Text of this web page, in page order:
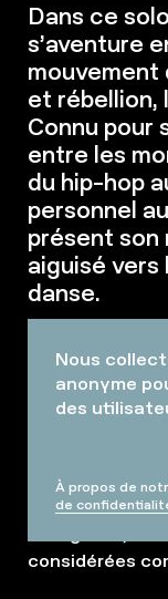
Dans ce
s’aventure
mouvement
et rébellion,
Connu pour
entre les
du hip-hop
personnel
présent son
aiguisé vers
danse.
démantèle les
questionnant
les traditions
concurrence
considérées
Nous
anonyme
des
À propos de
de